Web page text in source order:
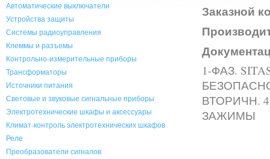
Автоматические выключатели
Устройства защиты
Системы радиоуправления
Клеммы и разъемы
Контрольно-измерительные приборы
Трансформаторы
Источники питания
Световые и звуковые сигнальные приборы
Электротехнические шкафы и аксессуары
Климат-контроль электротехнических шкафов
Реле
Преобразователи сигналов
Заказной
1-ФАЗ.
ВТОРИЧН.
ЗАЖИМЫ